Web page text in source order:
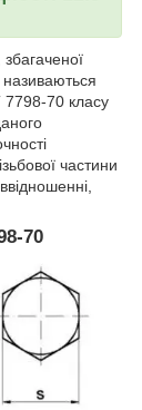
70 класу
частини
70